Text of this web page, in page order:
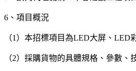
6、項目概況
（1）本招標項目為LED大屏、LED
（2）採購貨物的具體規格、參數